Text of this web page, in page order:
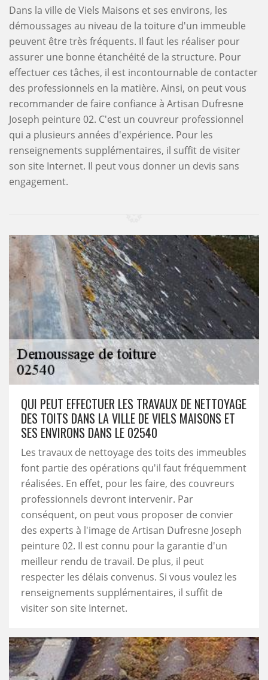
Dans la ville de Viels Maisons et ses environs, les
démoussages au niveau de la toiture d'un immeuble
peuvent être très fréquents. Il faut les réaliser pour
assurer une bonne étanchéité de la structure. Pour
effectuer ces tâches, il est incontournable de contacter
des professionnels en la matière. Ainsi, on peut vous
recommander de faire confiance à Artisan Dufresne
Joseph peinture 02. C'est un couvreur professionnel
qui a plusieurs années d'expérience. Pour les
renseignements supplémentaires, il suffit de visiter
son site Internet. Il peut vous donner un devis sans
engagement.
QUI PEUT EFFECTUER LES TRAVAUX DE NETTOYAGE
DES TOITS DANS LA VILLE DE VIELS MAISONS ET
SES ENVIRONS DANS LE 02540
Les travaux de nettoyage des toits des immeubles
font partie des opérations qu'il faut fréquemment
réalisées. En effet, pour les faire, des couvreurs
professionnels devront intervenir. Par
conséquent, on peut vous proposer de convier
des experts à l'image de Artisan Dufresne Joseph
peinture 02. Il est connu pour la garantie d'un
meilleur rendu de travail. De plus, il peut
respecter les délais convenus. Si vous voulez les
renseignements supplémentaires, il suffit de
visiter son site Internet.